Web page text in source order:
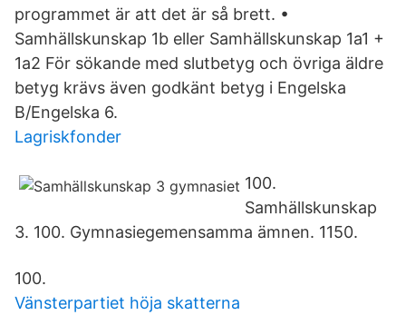
programmet är att det är så brett. •
Samhällskunskap 1b eller Samhällskunskap 1a1 +
1a2 För sökande med slutbetyg och övriga äldre
betyg krävs även godkänt betyg i Engelska
B/Engelska 6.
Lagriskfonder
100.
Samhällskunskap
3. 100. Gymnasiegemensamma ämnen. 1150.
100.
Vänsterpartiet höja skatterna